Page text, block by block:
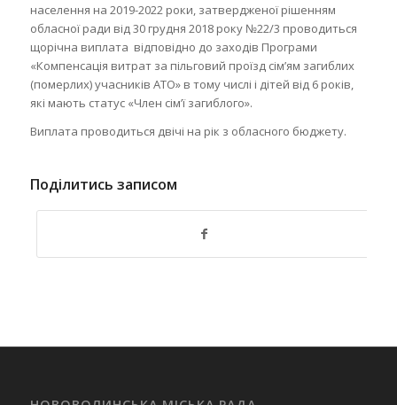
населення на 2019-2022 роки, затвердженої рішенням
обласної ради від 30 грудня 2018 року №22/3 проводиться
щорічна виплата відповідно до заходів Програми
«Компенсація витрат за пільговий проїзд сім’ям загиблих
(померлих) учасників АТО» в тому числі і дітей від 6 років,
які мають статус «Член сім’ї загиблого».
Виплата проводиться двічі на рік з обласного бюджету.
Поділитись записом